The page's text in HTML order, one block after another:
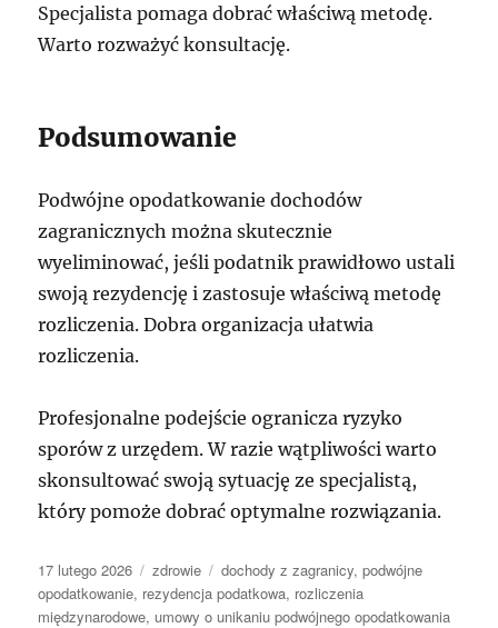
Specjalista pomaga dobrać właściwą metodę.
Warto rozważyć konsultację.
Podsumowanie
Podwójne opodatkowanie dochodów
zagranicznych można skutecznie
wyeliminować, jeśli podatnik prawidłowo ustali
swoją rezydencję i zastosuje właściwą metodę
rozliczenia. Dobra organizacja ułatwia
rozliczenia.
Profesjonalne podejście ogranicza ryzyko
sporów z urzędem. W razie wątpliwości warto
skonsultować swoją sytuację ze specjalistą,
który pomoże dobrać optymalne rozwiązania.
Data
publikacji
17 lutego 2026 Kategorie
zdrowie Tagi
dochody z zagranicy,podwójne
opodatkowanie, rezydencja podatkowa, rozliczenia
międzynarodowe, umowy o unikaniu podwójnego opodatkowania